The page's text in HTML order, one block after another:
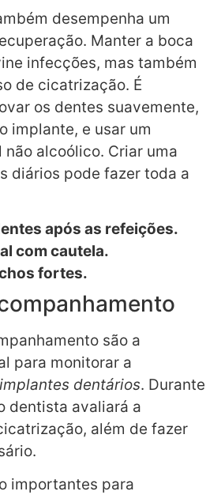
desempenha um
Manter a boca
infecções, mas também
de cicatrização. É
os dentes suavemente,
implante, e usar um
alcoólico. Criar uma
diários pode fazer toda a
após as refeições.
com cautela.
fortes.
são a
para monitorar a
implantes dentários. Durante
dentista avaliará a
além de fazer
importantes para